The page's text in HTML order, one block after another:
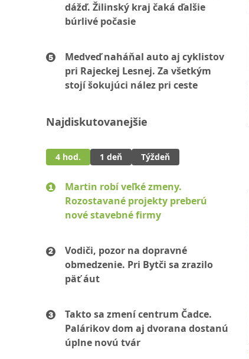
dážď. Žilinský kraj čaká ďalšie
búrlivé počasie
Medveď naháňal auto aj cyklistov
pri Rajeckej Lesnej. Za všetkým
stojí šokujúci nález pri ceste
Najdiskutovanejšie
4 hod. 1 deň Týždeň
Martin robí veľké zmeny.
Rozostavané projekty preberú
nové stavebné firmy
Vodiči, pozor na dopravné
obmedzenie. Pri Bytči sa zrazilo
päť áut
Takto sa zmení centrum Čadce.
Palárikov dom aj dvorana dostanú
úplne novú tvár